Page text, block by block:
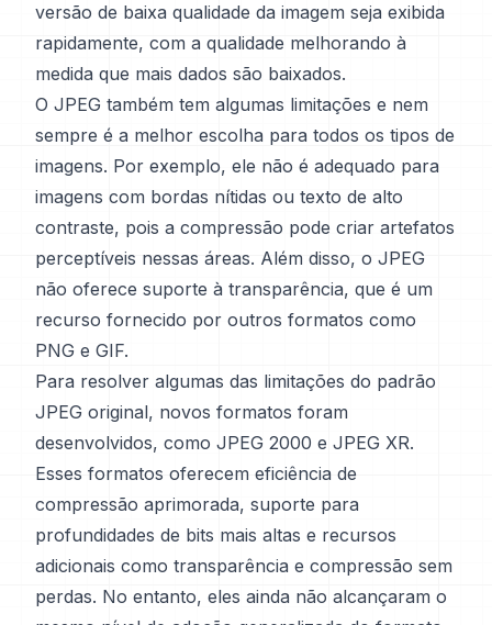
versão de baixa qualidade da imagem seja exibida
rapidamente, com a qualidade melhorando à
medida que mais dados são baixados.
O JPEG também tem algumas limitações e nem
sempre é a melhor escolha para todos os tipos de
imagens. Por exemplo, ele não é adequado para
imagens com bordas nítidas ou texto de alto
contraste, pois a compressão pode criar artefatos
perceptíveis nessas áreas. Além disso, o JPEG
não oferece suporte à transparência, que é um
recurso fornecido por outros formatos como
PNG e GIF.
Para resolver algumas das limitações do padrão
JPEG original, novos formatos foram
desenvolvidos, como JPEG 2000 e JPEG XR.
Esses formatos oferecem eficiência de
compressão aprimorada, suporte para
profundidades de bits mais altas e recursos
adicionais como transparência e compressão sem
perdas. No entanto, eles ainda não alcançaram o